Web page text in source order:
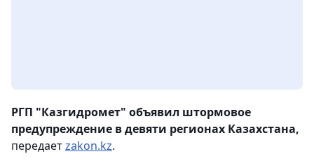
РГП "Казгидромет" объявил штормовое
предупреждение в девяти регионах Казахстана,
передаетzakon.kz.